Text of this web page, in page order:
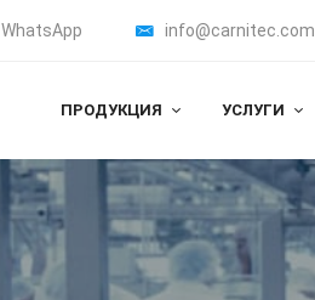
WhatsApp info@carnitec.com
ПРОДУКЦИЯ УСЛУГИ